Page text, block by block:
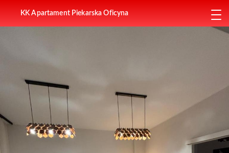
KK Apartament Piekarska Oficyna